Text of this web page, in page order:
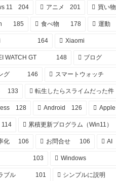
11 204 アニメ 201 買い物
185 食べ物 178 運動
164 Xiaomi
WATCH GT 148 ブログ
グ 146 スマートウォッチ
133 転生したらスライムだった件
128 Android 126 Apple
114 累積更新プログラム（Win11）
化 106 お問合せ 106 AI
103 Windows
ブル 101 シンプルに説明